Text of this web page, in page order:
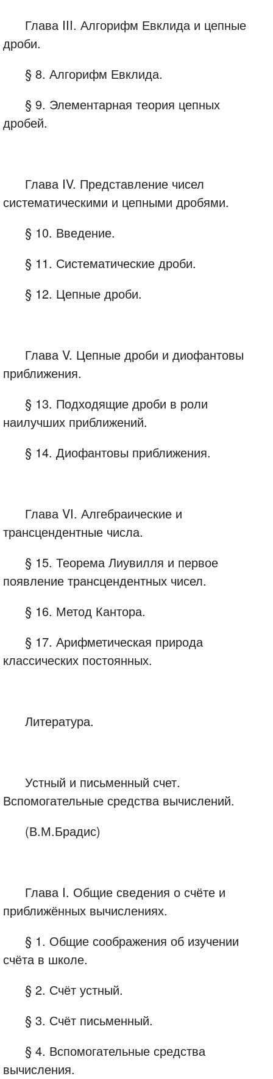
Глава III. Алгорифм Евклида и цепные
дроби.
§ 8. Алгорифм Евклида.
§ 9. Элементарная теория цепных
дробей.
Глава IV. Представление чисел
систематическими и цепными дробями.
§ 10. Введение.
§ 11. Систематические дроби.
§ 12. Цепные дроби.
Глава V. Цепные дроби и диофантовы
приближения.
§ 13. Подходящие дроби в роли
наилучших приближений.
§ 14. Диофантовы приближения.
Глава VI. Алгебраические и
трансцендентные числа.
§ 15. Теорема Лиувилля и первое
появление трансцендентных чисел.
§ 16. Метод Кантора.
§ 17. Арифметическая природа
классических постоянных.
Литература.
Устный и письменный счет.
Вспомогательные средства вычислений.
(В.М.Брадис)
Глава I. Общие сведения о счёте и
приближённых вычислениях.
§ 1. Общие соображения об изучении
счёта в школе.
§ 2. Счёт устный.
§ 3. Счёт письменный.
§ 4. Вспомогательные средства
вычисления.